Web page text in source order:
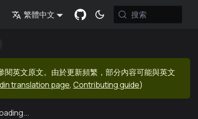
繁體中文 搜索
英文原文。由於更新頻繁，部分內容可能與英文
translation page, Contributing guide)